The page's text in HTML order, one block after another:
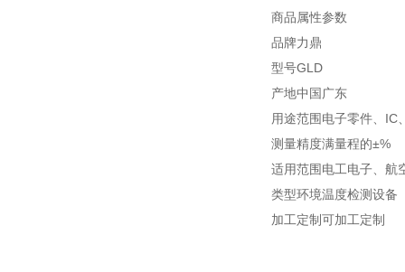
商品属性参数
品牌力鼎
型号GLD
产地中国广东
用途范围电子零件、IC
测量精度满量程的±%
适用范围电工电子、航
类型环境温度检测设备
加工定制可加工定制